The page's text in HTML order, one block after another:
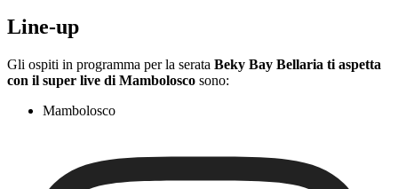
Line-up
Gli ospiti in programma per la serata Beky Bay Bellaria ti aspetta
con il super live di Mambolosco sono:
Mambolosco